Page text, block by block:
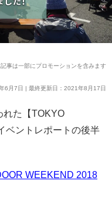
事は一部にプロモーションを含みます
6月7日 | 最終更新日：2021年8月17日
れた【TOKYO
ベントレポートの後半
WEEKEND 2018